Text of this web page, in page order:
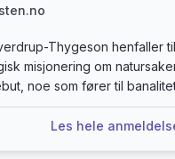
er en roman
taushet. Men først og
vi er for hverandre.
Thygeson henfaller til
misjonering om
noe som fører til
Les hele